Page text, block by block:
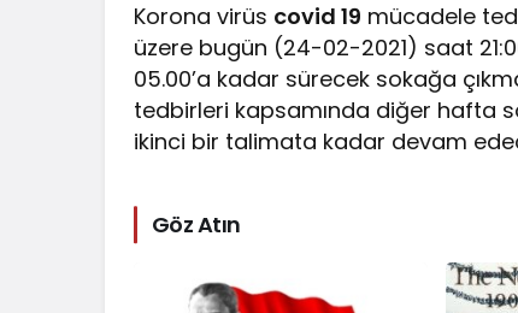
Korona virüs covid 19 mücadele
üzere bugün (24-02-2021) saat
05.00’a kadar sürecek sokağa
tedbirleri kapsamında diğer hafta
ikinci bir talimata kadar devam
Göz Atın